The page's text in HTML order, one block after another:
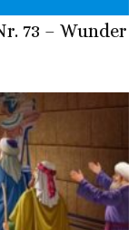
73 – Wunder